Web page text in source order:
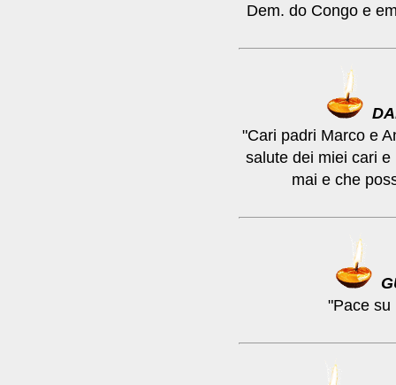
Dem. do Congo e
"Cari padri Marco e
salute dei miei cari
mai e che
"Pace su